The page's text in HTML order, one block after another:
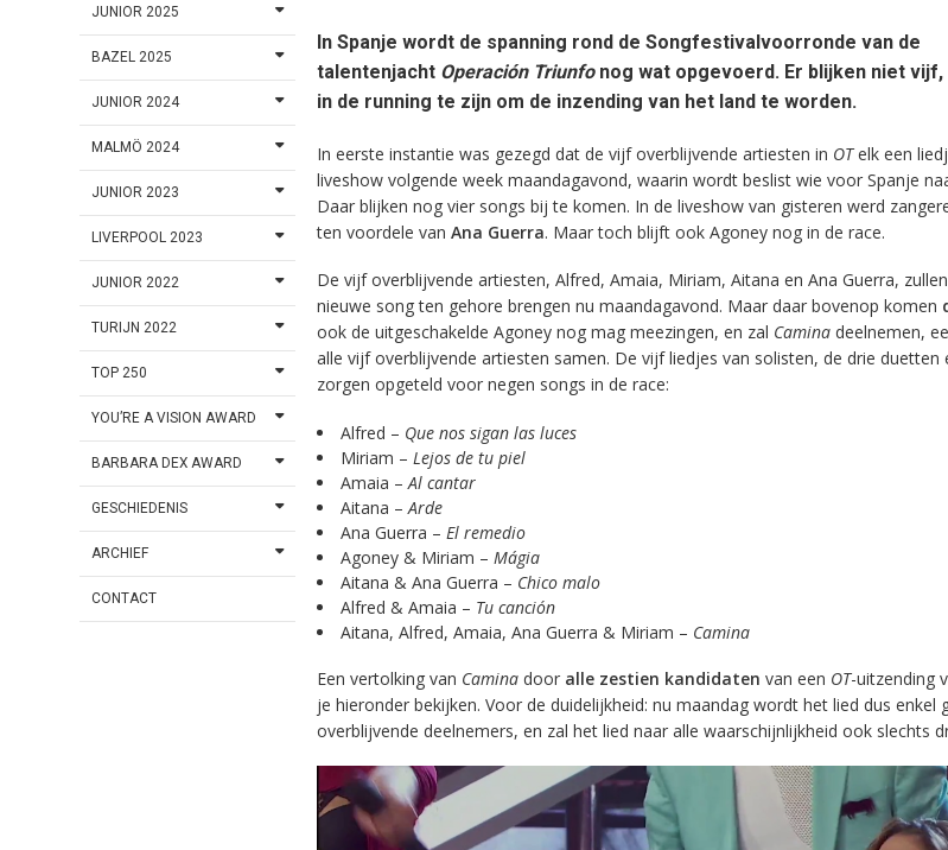
JUNIOR 2025
BAZEL 2025
JUNIOR 2024
MALMÖ 2024
JUNIOR 2023
LIVERPOOL 2023
JUNIOR 2022
TURIJN 2022
TOP 250
YOU’RE A VISION AWARD
BARBARA DEX AWARD
GESCHIEDENIS
ARCHIEF
CONTACT
In Spanje wordt de spanning rond de Songfestivalvoorronde van de
talentenjacht Operación Triunfo nog wat opgevoerd. Er blijken niet
in de running te zijn om de inzending van het land te worden.
In eerste instantie was gezegd dat de vijf overblijvende artiesten in OTelk een
liveshow volgende week maandagavond, waarin wordt beslist wie voor Spanje
Daar blijken nog vier songs bij te komen. In de liveshow van gisteren werd
ten voordele van Ana Guerra. Maar toch blijft ook Agoney nog in de race.
De vijf overblijvende artiesten, Alfred, Amaia, Miriam, Aitana en Ana Guerra,
nieuwe song ten gehore brengen nu maandagavond. Maar daar bovenop komen
ook de uitgeschakelde Agoney nog mag meezingen, en zal Camina deelnemen,
alle vijf overblijvende artiesten samen. De vijf liedjes van solisten, de drie
zorgen opgeteld voor negen songs in de race:
Alfred – Que nos sigan las luces
Miriam – Lejos de tu piel
Amaia – Al cantar
Aitana – Arde
Ana Guerra – El remedio
Agoney & Miriam – Mágia
Aitana & Ana Guerra – Chico malo
Alfred & Amaia – Tu canción
Aitana, Alfred, Amaia, Ana Guerra & Miriam – Camina
Een vertolking van Camina door alle zestien kandidaten van een OT-uitzending
je hieronder bekijken. Voor de duidelijkheid: nu maandag wordt het lied dus enkel
overblijvende deelnemers, en zal het lied naar alle waarschijnlijkheid ook slechts